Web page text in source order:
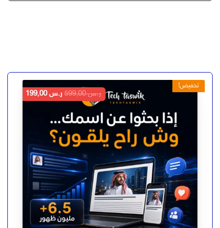
تخفيض!
ر.س599,00
السعر
هو:
ر.س 599,00.
ر.س199,00